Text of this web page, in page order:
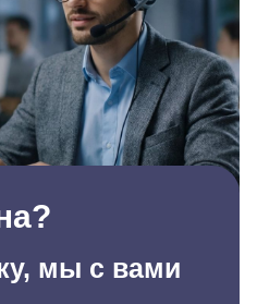
мы с вами